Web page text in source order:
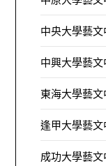
中央大學藝文
中興大學藝文
東海大學藝文
逢甲大學藝文
成功大學藝文